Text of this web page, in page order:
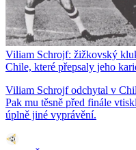
Viliam Schrojf: žižkovský
Chile, které přepsaly jeho
Viliam Schrojf odchytal v
Pak mu těsně před finále
úplně jiné vyprávění.